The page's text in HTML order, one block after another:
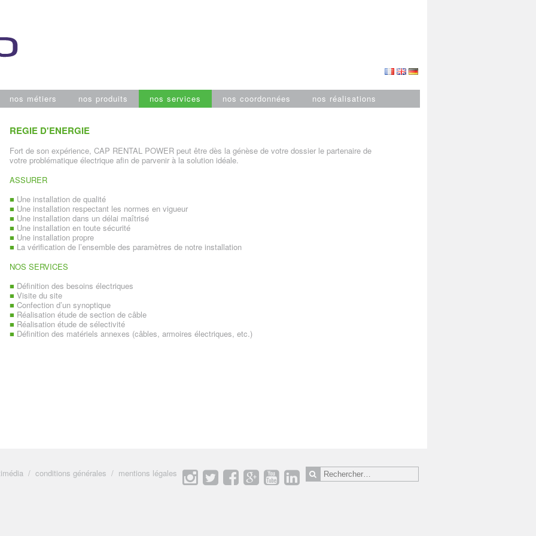
nos métiers nos produits nos services nos coordonnées nos réalisations
REGIE D'ENERGIE
Fort de son expérience, CAP RENTAL POWER peut être dès la génèse de votre dossier le partenaire de
votre problématique électrique afin de parvenir à la solution idéale.
ASSURER
■ Une installation de qualité
■ Une installation respectant les normes en vigueur
■ Une installation dans un délai maîtrisé
■ Une installation en toute sécurité
■ Une installation propre
■ La vérification de l’ensemble des paramètres de notre installation
NOS SERVICES
■ Définition des besoins électriques
■ Visite du site
■ Confection d’un synoptique
■ Réalisation étude de section de câble
■ Réalisation étude de sélectivité
■ Définition des matériels annexes (câbles, armoires électriques, etc.)
Rechercher :
conditions générales mentions légales